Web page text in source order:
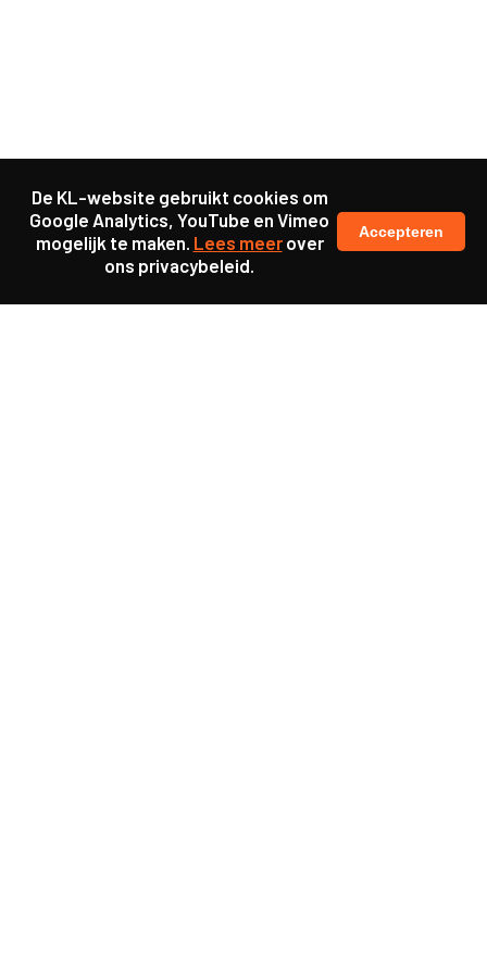
De KL-website gebruikt cookies om
Google Analytics, YouTube en Vimeo
mogelijk te maken. Lees meerover
ons privacybeleid.
Accepteren